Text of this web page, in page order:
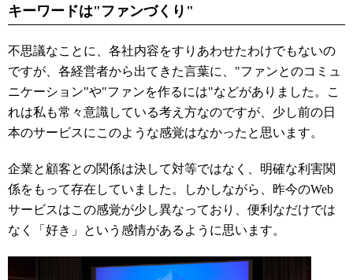
キーワードは"ファンづくり"
不思議なことに、各社内容をすりあわせたわけでもないの
ですが、各経営者から出てきた言葉に、"ファンとのコミュ
ニケーション"や"ファンを作るには"などがありました。こ
れは私も常々意識している考え方なのですが、少し前の日
本のサービスにこのような感覚はなかったと思います。
企業と顧客との関係は決して対等ではなく、明確な利害関
係をもって存在していました。しかしながら、昨今のWeb
サービスはこの感覚が少し異なっており、便利なだけでは
なく「好き」という感情があるように思います。